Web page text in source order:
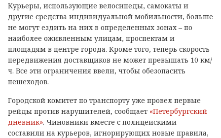
Курьеры, использующие велосипеды, самокаты и
другие средства индивидуальной мобильности, больше
не могут ездить на них в определенных зонах – по
наиболее оживленным улицам, проспектам и
площадям в центре города. Кроме того, теперь скорость
передвижения доставщиков не может превышать 10 км/
ч. Все эти ограничения ввели, чтобы обезопасить
пешеходов.
Городской комитет по транспорту уже провел первые
рейды против нарушителей, сообщает «Петербургский
дневник». Чиновники вместе с полицейскими
составили на курьеров, игнорирующих новые правила,